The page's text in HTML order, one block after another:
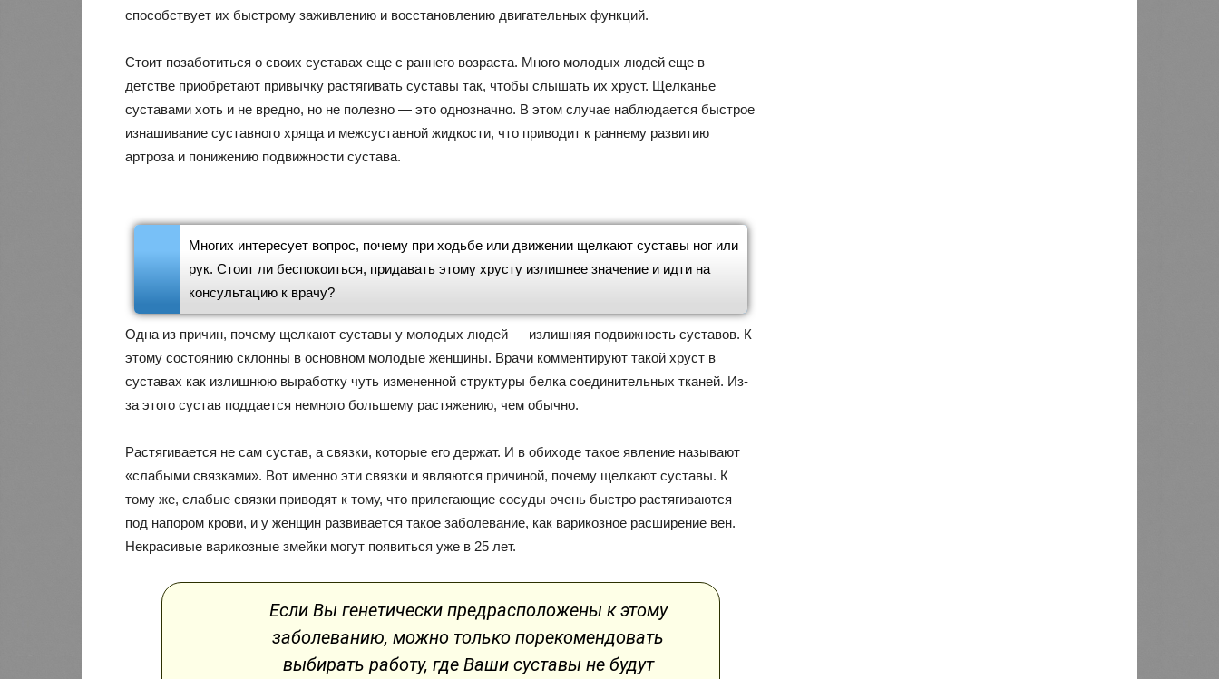
способствует их быстрому заживлению и восстановлению двигательных функций.
Стоит позаботиться о своих суставах еще с раннего возраста. Много молодых людей еще в
детстве приобретают привычку растягивать суставы так, чтобы слышать их хруст. Щелканье
суставами хоть и не вредно, но не полезно — это однозначно. В этом случае наблюдается быстрое
изнашивание суставного хряща и межсуставной жидкости, что приводит к раннему развитию
артроза и понижению подвижности сустава.
Многих интересует вопрос, почему при ходьбе или движении щелкают суставы ног или
рук. Стоит ли беспокоиться, придавать этому хрусту излишнее значение и идти на
консультацию к врачу?
Одна из причин, почему щелкают суставы у молодых людей — излишняя подвижность суставов. К
этому состоянию склонны в основном молодые женщины. Врачи комментируют такой хруст в
суставах как излишнюю выработку чуть измененной структуры белка соединительных тканей. Из-
за этого сустав поддается немного большему растяжению, чем обычно.
Растягивается не сам сустав, а связки, которые его держат. И в обиходе такое явление называют
«слабыми связками». Вот именно эти связки и являются причиной, почему щелкают суставы. К
тому же, слабые связки приводят к тому, что прилегающие сосуды очень быстро растягиваются
под напором крови, и у женщин развивается такое заболевание, как варикозное расширение вен.
Некрасивые варикозные змейки могут появиться уже в 25 лет.
Если Вы генетически предрасположены к этому
заболеванию, можно только порекомендовать
выбирать работу, где Ваши суставы не будут